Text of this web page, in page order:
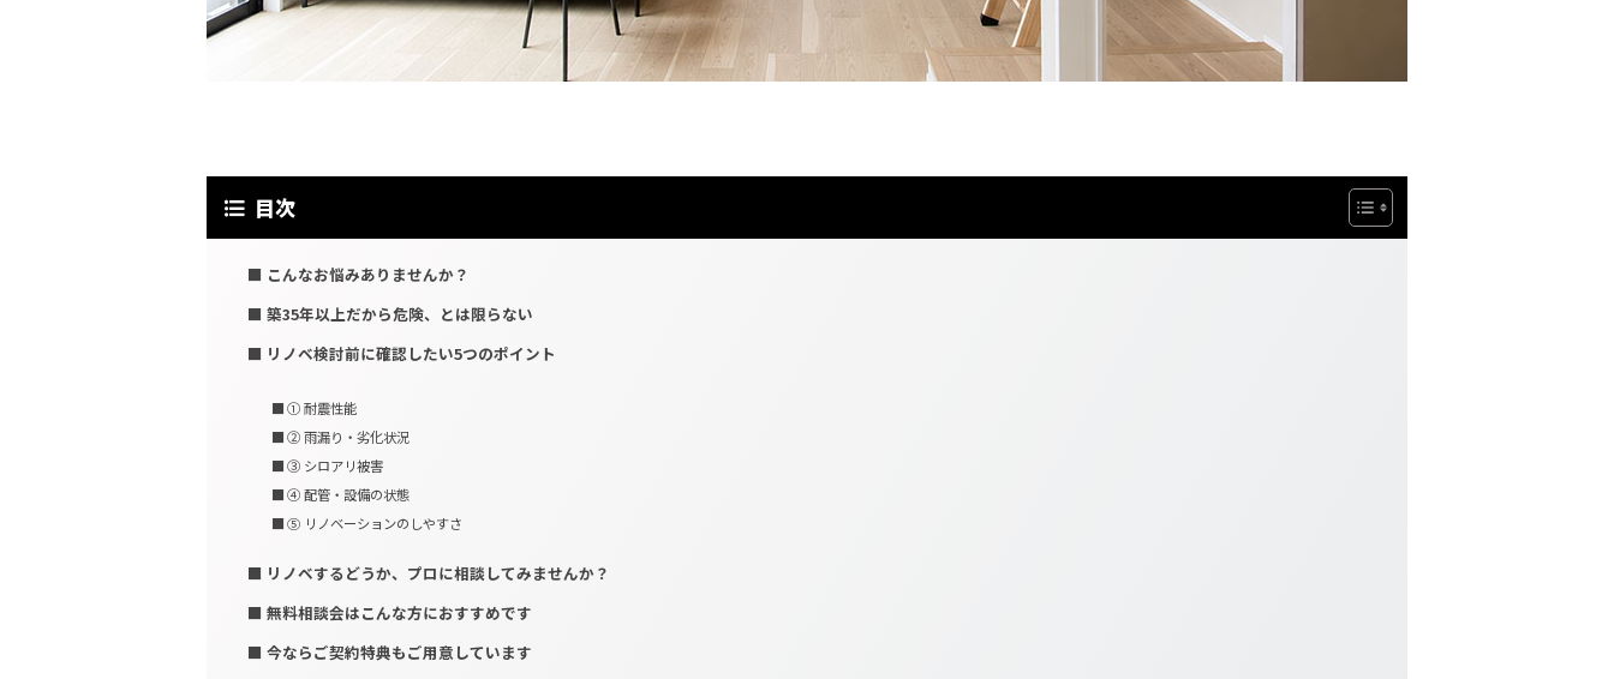
目次
こんなお悩みありませんか？
築35年以上だから危険、とは限らない
リノベ検討前に確認したい5つのポイント
① 耐震性能
② 雨漏り・劣化状況
③ シロアリ被害
④ 配管・設備の状態
⑤ リノベーションのしやすさ
リノベするどうか、プロに相談してみませんか？
無料相談会はこんな方におすすめです
今ならご契約特典もご用意しています